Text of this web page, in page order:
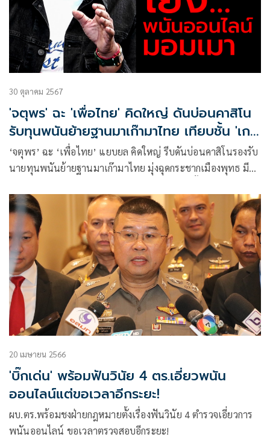
30 ตุลาคม 2567
'จตุพร' ฉะ 'เพื่อไทย' คิดใหญ่ ดันบ่อนคาสิโน
รับทุนพนันย้ายฐานมาเก๊ามาไทย เทียบชั้น 'เกาะ
เคย์แมน'
‘จตุพร’ ฉะ ‘เพื่อไทย’ แยบยล คิดใหญ่ รีบดันบ่อนคาสิโนรองรับ
นายทุนพนันย้ายฐานมาเก๊ามาไทย มุ่งฉุดกระชากเมืองพุทธ มี
แมน’ เตือนหายนะภัยบ่อนโยงพนันออนไลน์มอมเมาเยาวชน
ทำลายบ้านเมือง เชื่อถึงที่สุดถูกปชช.ขวาง ขอพรรคร่วมฯต้าน
20 เมษายน 2566
'บิ๊กเด่น' พร้อมฟันวินัย 4 ตร.เอี่ยวพนัน
ออนไลน์แต่ขอเวลาอีกระยะ!
ผบ.ตร.พร้อมชงฝ่ายกฎหมายตั้งเรื่องฟันวินัย 4 ตำรวจเอี่ยวการ
พนันออนไลน์ ขอเวลาตรวจสอบอีกระยะ!